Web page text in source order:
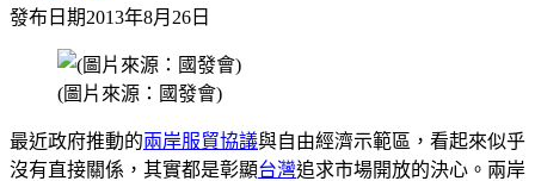
發布日期2013年8月26日
(圖片來源：國發會)
最近政府推動的兩岸服貿協議與自由經濟示範區，看起來似乎
沒有直接關係，其實都是彰顯台灣追求市場開放的決心。兩岸